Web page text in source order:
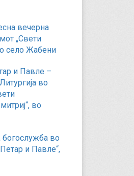
вечерна
„Свети
село Жабени
и Павле –
во
во
богослужба во
и Павле“,